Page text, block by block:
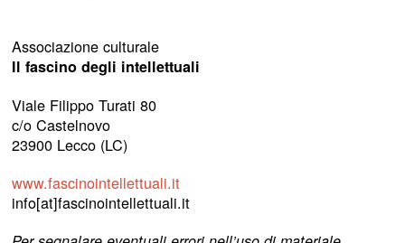
Associazione culturale
Il fascino degli intellettuali
Viale Filippo Turati 80
c/o Castelnovo
23900 Lecco (LC)
www.fascinointellettuali.it
info[at]fascinointellettuali.it